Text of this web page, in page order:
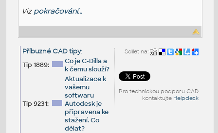
Viz pokračování...
Sdílet na:
Pro technickou podporu CAD
kontaktujte Helpdesk
Příbuzné CAD tipy:
Tip 1889:
Co je C-Dilla a
k čemu slouží?
Tip 9231:
Aktualizace k
vašemu
softwaru
Autodesk je
připravena ke
stažení. Co
dělat?